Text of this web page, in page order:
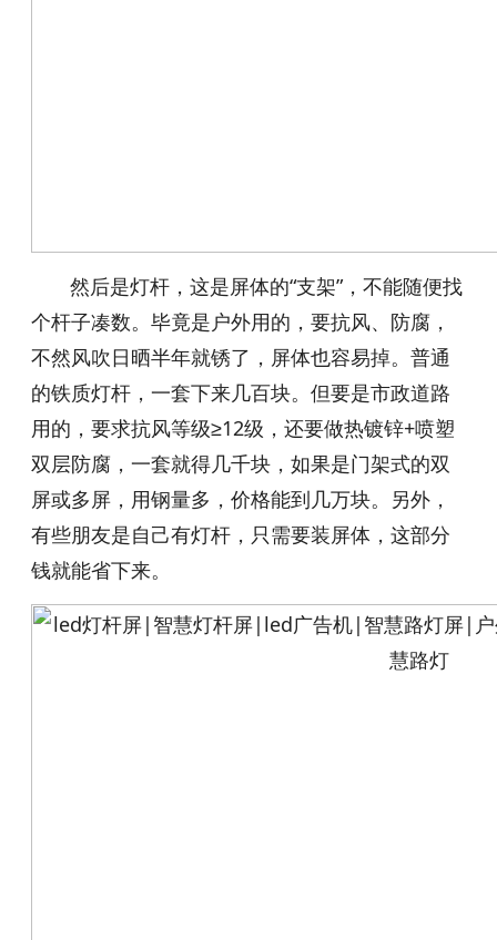
然后是灯杆，这是屏体的“支架”，不能随便找
个杆子凑数。毕竟是户外用的，要抗风、防腐，
不然风吹日晒半年就锈了，屏体也容易掉。普通
的铁质灯杆，一套下来几百块。但要是市政道路
用的，要求抗风等级≥12级，还要做热镀锌+喷塑
双层防腐，一套就得几千块，如果是门架式的双
屏或多屏，用钢量多，价格能到几万块。另外，
有些朋友是自己有灯杆，只需要装屏体，这部分
钱就能省下来。